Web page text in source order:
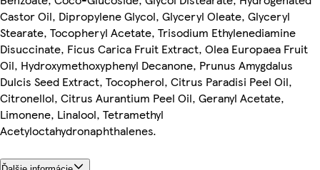
Castor Oil, Dipropylene Glycol, Glyceryl Oleate, Glyceryl
Stearate, Tocopheryl Acetate, Trisodium Ethylenediamine
Disuccinate, Ficus Carica Fruit Extract, Olea Europaea Fruit
Oil, Hydroxymethoxyphenyl Decanone, Prunus Amygdalus
Dulcis Seed Extract, Tocopherol, Citrus Paradisi Peel Oil,
Citronellol, Citrus Aurantium Peel Oil, Geranyl Acetate,
Limonene, Linalool, Tetramethyl
Acetyloctahydronaphthalenes.